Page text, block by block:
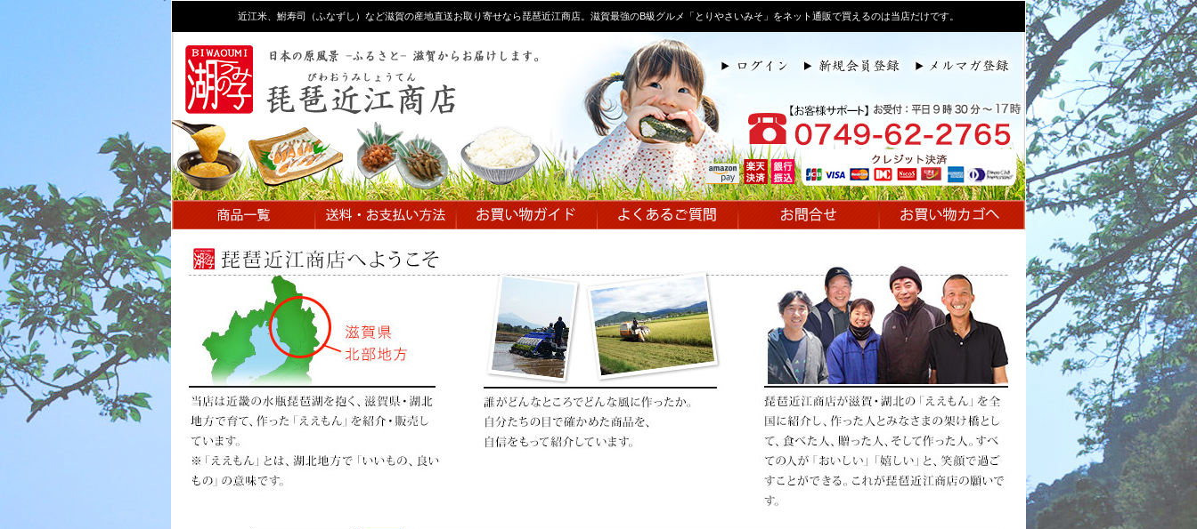
近江米、鮒寿司（ふなずし）など滋賀の産地直送お取り寄せなら琵琶近江商店。滋賀最強のB級グルメ「とりやさいみそ」をネット通販で買えるのは当店だけです。